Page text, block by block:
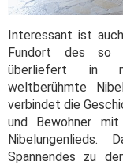
Interessant ist
Fundort des so
überliefert in
weltberühmte
verbindet die
und Bewohner
Spannendes zu